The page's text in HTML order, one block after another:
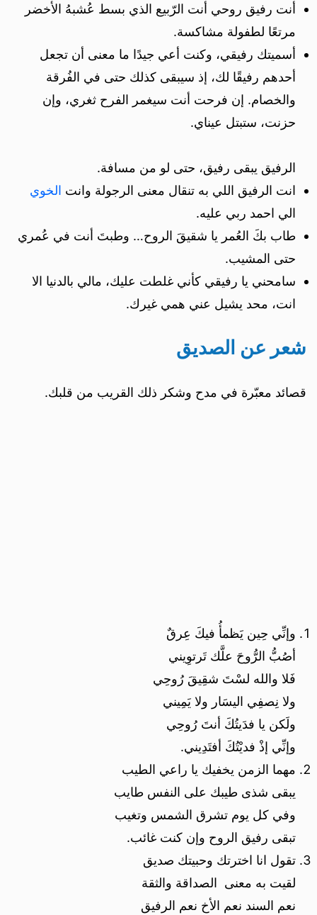
أنت رفيق روحي أنت الرّبيع الذي بسط عُشبهُ الأخضر
مرتعًا لطفولة مشاكسة.
أسميتك رفيقي، وكنت أعي جيدًا ما معنى أن تجعل
أحدهم رفيقًا لك، إذ سيبقى كذلك حتى في الفُرقة
والخصام. إن فرحت أنت سيغمر الفرح ثغري، وإن
حزنت، ستبتل عيناي.
الرفيق يبقى رفيق، حتى لو من مسافة.
انت الرفيق اللي به تنقال معنى الرجولة وانت الخوي
الي احمد ربي عليه.
طاب بكَ العُمر يا شقيقَ الروح… وطبتَ أنت في عُمري
حتى المشيب.
سامحني يا رفيقي كأني غلطت عليك، مالي بالدنيا الا
انت، محد يشيل عني همي غيرك.
شعر عن الصديق
قصائد معبّرة في مدح وشكر ذلك القريب من قلبك.
وإنِّي حِين يَظمأُ فيكَ عِرقٌ
أصُبُّ الرُّوحَ علَّك تَرتوِيني
فَلا والله لسْتَ شقِيقَ رُوحِي
ولا نِصفِي اليسَار ولا يَمِيني
ولَكن يا فدَيتُكَ أنتَ رُوحِي
وإنِّي إذْ فديْتُكَ أفتَدِيني.
مهما الزمن يخفيك يا راعي الطيب
يبقى شذى طيبك على النفس طايب
وفي كل يوم تشرق الشمس وتغيب
تبقى رفيق الروح وإن كنت غائب.
تقول انا اخترتك وحبيتك صديق
لقيت به معنى الصداقة والثقة
نعم السند نعم الأخ نعم الرفيق